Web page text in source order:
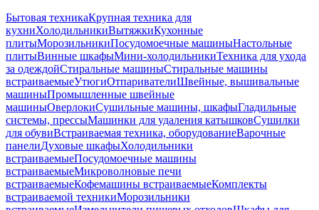
Бытовая техникаКрупная техника для
кухниХолодильникиВытяжкиКухонные
плитыМорозильникиПосудомоечные машиныНастольные
плитыВинные шкафыМини-холодильникиТехника для ухода
за одеждойСтиральные машиныСтиральные машины
встраиваемыеУтюгиОтпаривателиШвейные, вышивальные
машиныПромышленные швейные
машиныОверлокиСушильные машины, шкафыГладильные
системы, прессыМашинки для удаления катышковСушилки
для обувиВстраиваемая техника, оборудованиеВарочные
панелиДуховые шкафыХолодильники
встраиваемыеПосудомоечные машины
встраиваемыеМикроволновые печи
встраиваемыеКофемашины встраиваемыеКомплекты
встраиваемой техникиМорозильники